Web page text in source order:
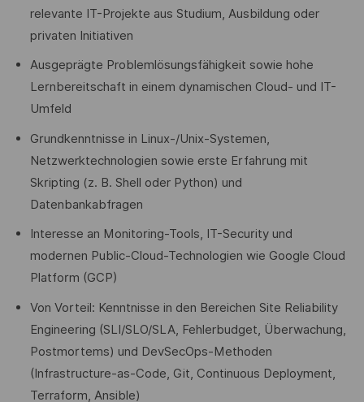
relevante IT-Projekte aus Studium, Ausbildung oder
privaten Initiativen
Ausgeprägte Problemlösungsfähigkeit sowie hohe
Lernbereitschaft in einem dynamischen Cloud- und IT-
Umfeld
Grundkenntnisse in Linux-/Unix-Systemen,
Netzwerktechnologien sowie erste Erfahrung mit
Skripting (z. B. Shell oder Python) und
Datenbankabfragen
Interesse an Monitoring-Tools, IT-Security und
modernen Public-Cloud-Technologien wie Google Cloud
Platform (GCP)
Von Vorteil: Kenntnisse in den Bereichen Site Reliability
Engineering (SLI/SLO/SLA, Fehlerbudget, Überwachung,
Postmortems) und DevSecOps-Methoden
(Infrastructure-as-Code, Git, Continuous Deployment,
Terraform, Ansible)